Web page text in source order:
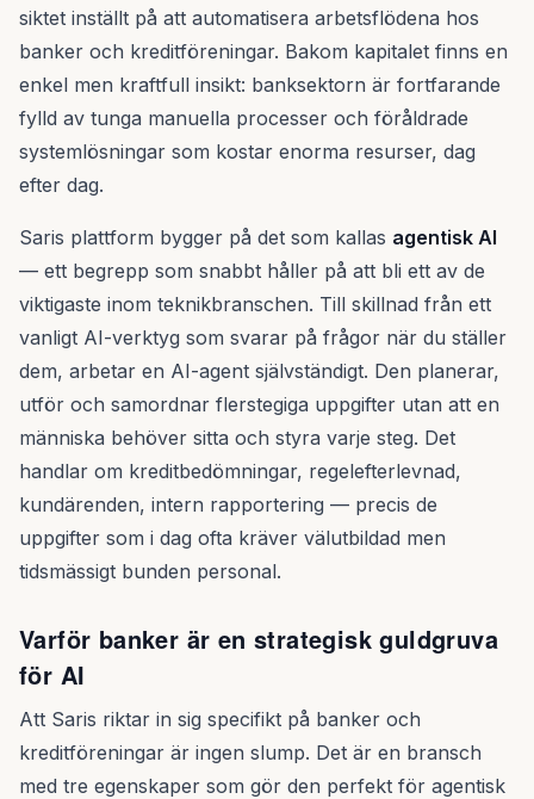
siktet inställt på att automatisera arbetsflödena hos
banker och kreditföreningar. Bakom kapitalet finns en
enkel men kraftfull insikt: banksektorn är fortfarande
fylld av tunga manuella processer och föråldrade
systemlösningar som kostar enorma resurser, dag
efter dag.
Saris plattform bygger på det som kallas agentisk AI
— ett begrepp som snabbt håller på att bli ett av de
viktigaste inom teknikbranschen. Till skillnad från ett
vanligt AI-verktyg som svarar på frågor när du ställer
dem, arbetar en AI-agent självständigt. Den planerar,
utför och samordnar flerstegiga uppgifter utan att en
människa behöver sitta och styra varje steg. Det
handlar om kreditbedömningar, regelefterlevnad,
kundärenden, intern rapportering — precis de
uppgifter som i dag ofta kräver välutbildad men
tidsmässigt bunden personal.
Varför banker är en strategisk guldgruva
för AI
Att Saris riktar in sig specifikt på banker och
kreditföreningar är ingen slump. Det är en bransch
med tre egenskaper som gör den perfekt för agentisk